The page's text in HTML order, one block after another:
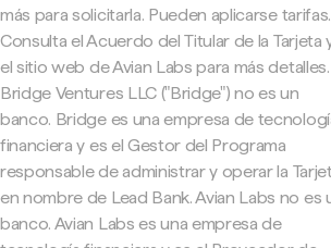
más para solicitarla. Pueden aplicarse tarifas.
Consulta el Acuerdo del Titular de la Tarjeta
el sitio web de Avian Labs para más detalles.
Bridge Ventures LLC ("Bridge") no es un
banco. Bridge es una empresa de
financiera y es el Gestor del Programa
responsable de administrar y operar la
en nombre de Lead Bank. Avian Labs no es
banco. Avian Labs es una empresa de